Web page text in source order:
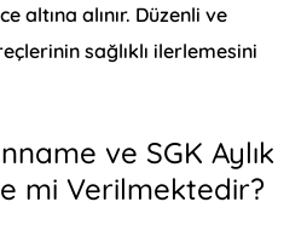
altına alınır. Düzenli ve
sağlıklı ilerlemesini
ve SGK Aylık
mi Verilmektedir?